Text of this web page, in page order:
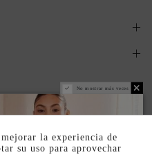
No mostrar más veces
la experiencia de
su uso para aprovechar